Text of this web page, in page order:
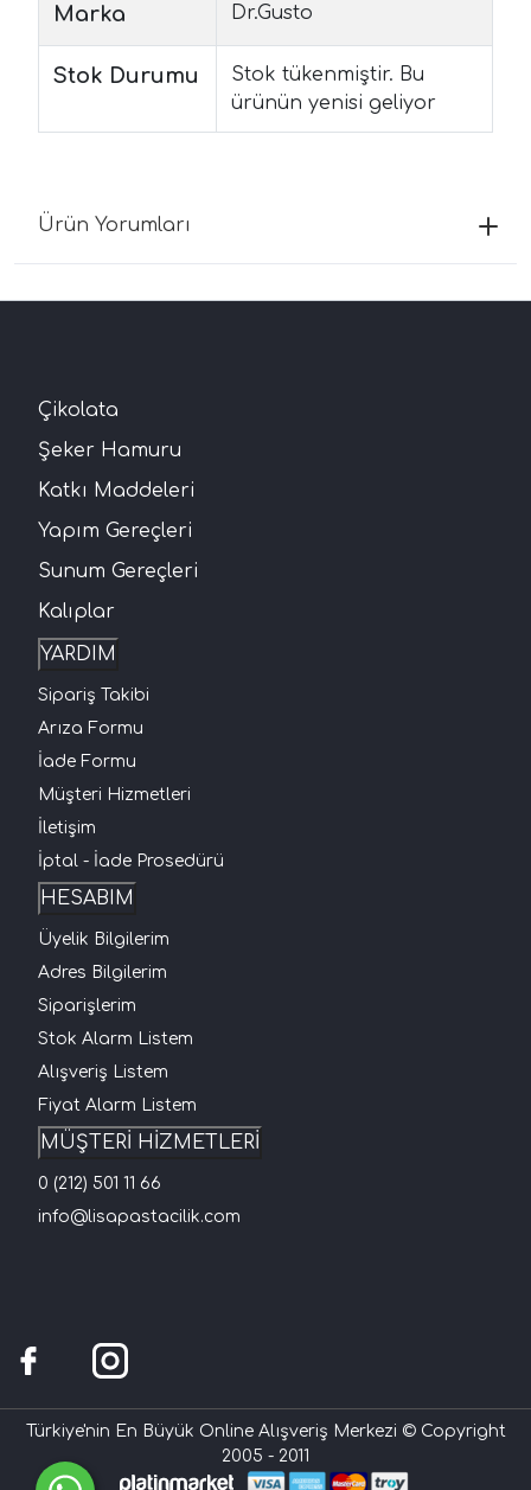
Marka Dr.Gusto
Stok Durumu
Stok tükenmiştir. Bu
ürünün yenisi geliyor
Ürün Yorumları
Çikolata
Şeker Hamuru
Katkı Maddeleri
Yapım Gereçleri
Sunum Gereçleri
Kalıplar
YARDIM
Sipariş Takibi
Arıza Formu
İade Formu
Müşteri Hizmetleri
İletişim
İptal - İade Prosedürü
HESABIM
Üyelik Bilgilerim
Adres Bilgilerim
Siparişlerim
Stok Alarm Listem
Alışveriş Listem
Fiyat Alarm Listem
MÜŞTERİ HİZMETLERİ
0 (212) 501 11 66
info@lisapastacilik.com
Türkiye'nin En Büyük Online Alışveriş Merkezi © Copyright
2005 - 2011